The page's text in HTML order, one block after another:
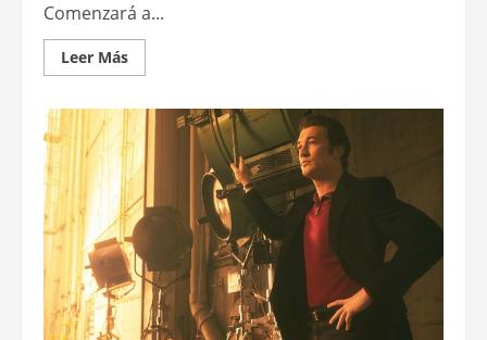
Comenzará a...
Leer MásLeer
más
Jason
Bateman,
Viola
Davis,
Chris
Tucker
y
más
se
unen
al
nuevo
film
de
Ben